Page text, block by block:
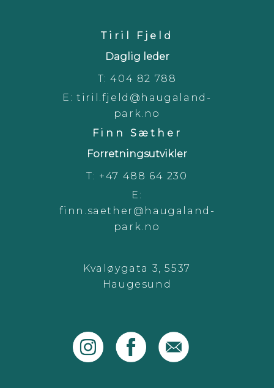
Tiril Fjeld
Daglig leder
T:404 82 788
E:tiril.fjeld@haugaland-
park.no
Finn Sæther
Forretningsutvikler
T: +47 488 64 230
E:
finn.saether@haugaland-
park.no
Kvaløygata 3, 5537
Haugesund
instagramfacebook
email